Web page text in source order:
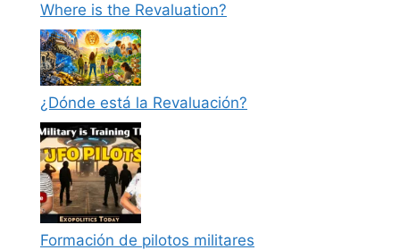
Where is the Revaluation?
¿Dónde está la Revaluación?
Formación de pilotos militares